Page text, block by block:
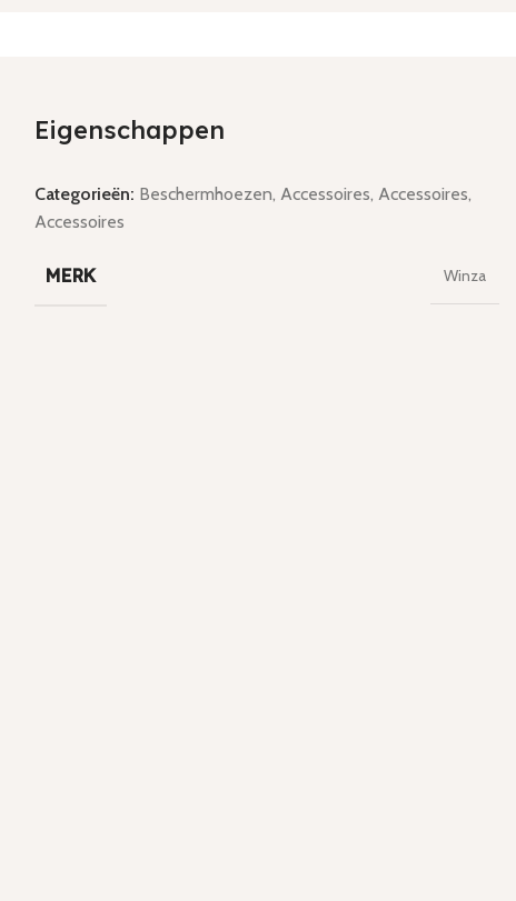
Eigenschappen
Categorieën: Beschermhoezen, Accessoires, Accessoires,
Accessoires
MERK Winza